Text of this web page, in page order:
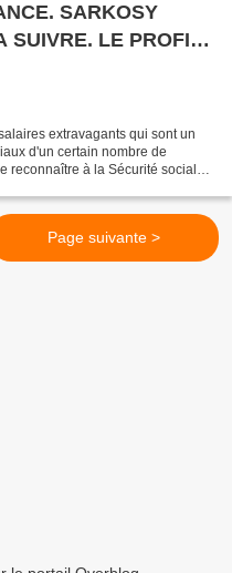
SARKOSY
SUIVRE. LE PROFIT
DES PAUVRES.
extravagants qui sont un
d'un certain nombre de
reconnaître à la Sécurité sociale
Page suivante >